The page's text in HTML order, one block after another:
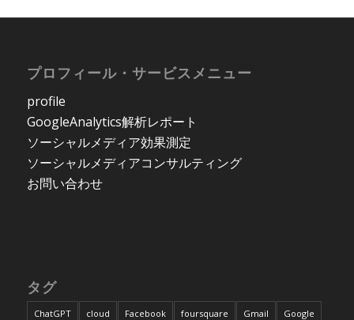
プロフィール・サービスメニュー
profile
GoogleAnalytics解析レポート
ソーシャルメディア効果測定
ソーシャルメディアコンサルティング
お問い合わせ
タグ
ChatGPT cloud Facebook foursquare Gmail Google